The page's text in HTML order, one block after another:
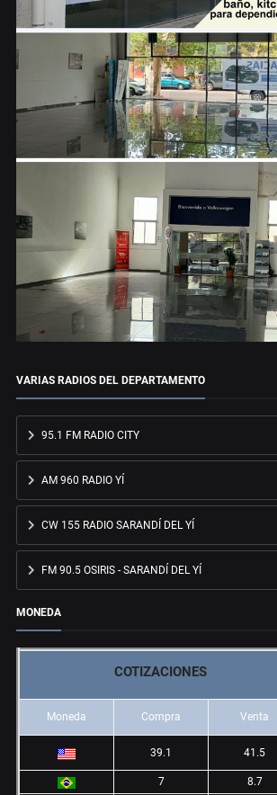
VARIAS RADIOS DEL DEPARTAMENTO
95.1 FM RADIO CITY
AM 960 RADIO YÍ
CW 155 RADIO SARANDÍ DEL YÍ
FM 90.5 OSIRIS - SARANDÍ DEL YÍ
MONEDA
COTIZACIONES
Moneda Compra Venta
39.1 41.5
7 8.7